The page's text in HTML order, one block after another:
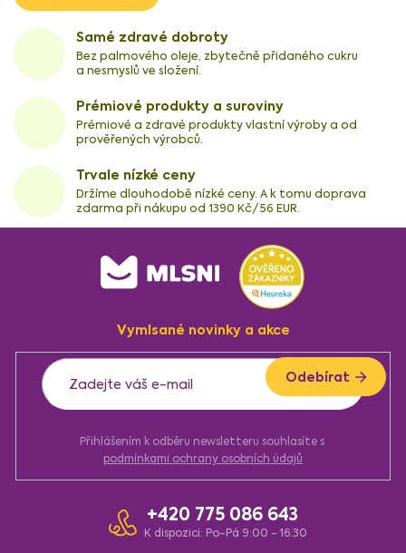
Samé zdravé dobroty
Bez palmového oleje, zbytečně přidaného cukru
a nesmyslů ve složení.
Prémiové produkty a suroviny
Prémiové a zdravé produkty vlastní výroby a od
prověřených výrobců.
Trvale nízké ceny
Držíme dlouhodobě nízké ceny. A k tomu doprava
zdarma při nákupu od 1390 Kč/56 EUR.
Vymlsané novinky a akce
Přihlášením k odběru newsletteru souhlasíte s
podmínkami ochrany osobních údajů
Odebírat
+420 775 086 643
K dispozici: Po-Pá 9:00 - 16:30